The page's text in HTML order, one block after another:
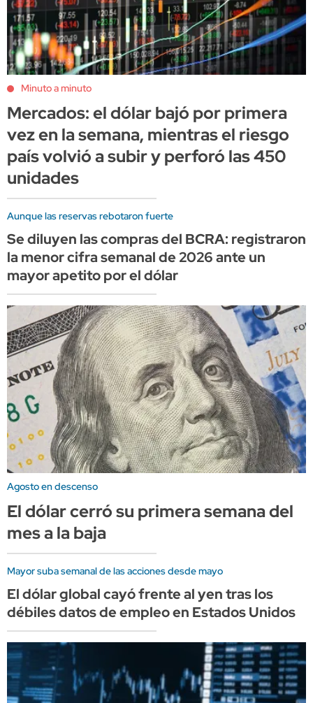
Minuto a minuto
Mercados: el dólar bajó por primera
vez en la semana, mientras el riesgo
país volvió a subir y perforó las 450
unidades
Aunque las reservas rebotaron fuerte
Se diluyen las compras del BCRA: registraron
la menor cifra semanal de 2026 ante un
mayor apetito por el dólar
Agosto en descenso
El dólar cerró su primera semana del
mes a la baja
Mayor suba semanal de las acciones desde mayo
El dólar global cayó frente al yen tras los
débiles datos de empleo en Estados Unidos